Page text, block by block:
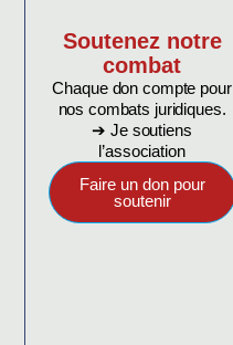
Soutenez notre
combat
Chaque don compte pour
nos combats juridiques.
➔ Je soutiens
l’association
Faire un don pour
soutenir